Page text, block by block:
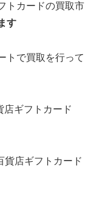
トカードの買取市
す
トで買取を行って
トカード
貨店ギフトカード